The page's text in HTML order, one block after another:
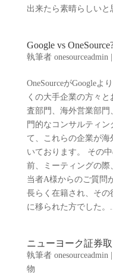
出来たら素晴らしいと
Google vs
執筆者 onesourceadmin|
OneSourceがGoogleよ
くの大手企業の方々
査部門、海外営業部
門的なコンサルティ
て、これらの企業が
いております。 その
前、ミーティングの際
当者A様からのご質問
長らく在籍され、その
に移られた方でした。
ニューヨーク証券
執筆者 onesourceadmin|
物